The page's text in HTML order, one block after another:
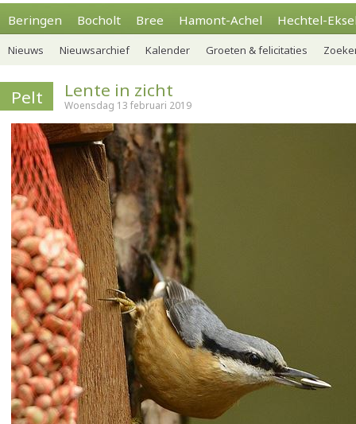
Beringen Bocholt Bree Hamont-Achel Hechtel-
Nieuws Nieuwsarchief Kalender Groeten & felicitaties
Pelt Lente in zicht
Woensdag 13 februari 2019